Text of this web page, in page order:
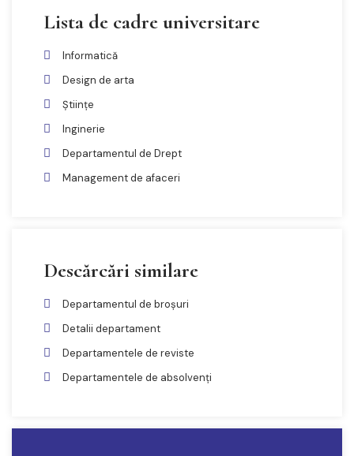
Lista de cadre universitare
Informatică
Design de arta
Științe
Inginerie
Departamentul de Drept
Management de afaceri
Descărcări similare
Departamentul de broșuri
Detalii departament
Departamentele de reviste
Departamentele de absolvenți